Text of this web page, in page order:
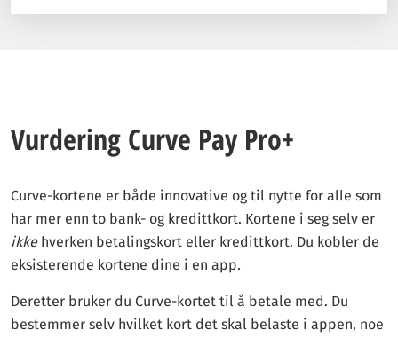
Vurdering Curve Pay Pro+
Curve-kortene er både innovative og til nytte for alle som
har mer enn to bank- og kredittkort. Kortene i seg selv er
ikkehverken betalingskort eller kredittkort. Du kobler de
eksisterende kortene dine i en app.
Deretter bruker du Curve-kortet til å betale med. Du
bestemmer selv hvilket kort det skal belaste i appen, noe